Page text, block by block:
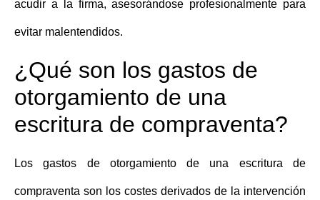
acudir a la firma, asesorándose profesionalmente para
evitar malentendidos.
¿Qué son los gastos de
otorgamiento de una
escritura de compraventa?
Losgastos de otorgamiento de una escritura de
compraventa son los costes derivados de la intervención